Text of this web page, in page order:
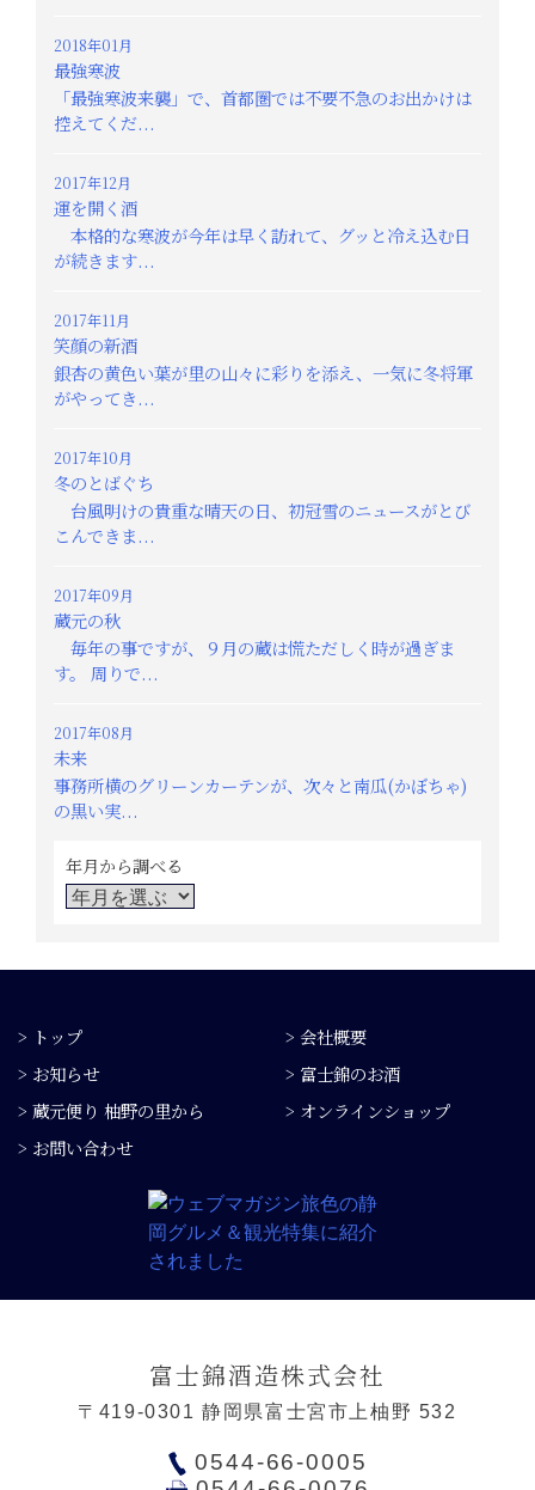
2018年01月
最強寒波
「最強寒波来襲」で、首都圏では不要不急のお出かけは
控えてくだ...
2017年12月
運を開く酒
本格的な寒波が今年は早く訪れて、グッと冷え込む日
が続きます...
2017年11月
笑顔の新酒
銀杏の黄色い葉が里の山々に彩りを添え、一気に冬将軍
がやってき...
2017年10月
冬のとばぐち
台風明けの貴重な晴天の日、初冠雪のニュースがとび
こんできま...
2017年09月
蔵元の秋
毎年の事ですが、９月の蔵は慌ただしく時が過ぎま
す。 周りで...
2017年08月
未来
事務所横のグリーンカーテンが、次々と南瓜(かぼちゃ)
の黒い実...
年月から調べる
> トップ
> 会社概要
> お知らせ
> 富士錦のお酒
> 蔵元便り 柚野の里から
> オンラインショップ
> お問い合わせ
富士錦酒造株式会社
〒419-0301 静岡県富士宮市上柚野 532
0544-66-0005